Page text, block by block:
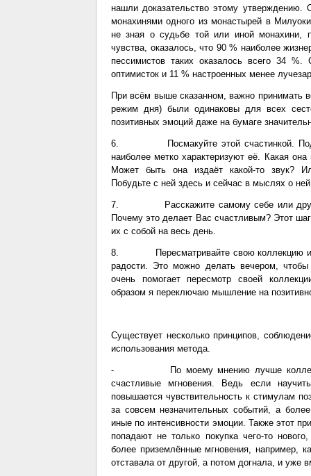
нашли доказательство этому утверждению.
монахинями одного из монастырей в
не зная о судьбе той или иной монахини,
чувства, оказалось, что 90 % наиболее
пессимистов таких оказалось всего 34
оптимисток и 11 % настроенных менее
При всём выше сказанном, важно принимать
режим дня) были одинаковы для всех
позитивных эмоций даже на бумаге
6. Посмакуйте этой счастинкой.
наиболее метко характеризуют её. Какая
Может быть она издаёт какой-то звук?
Побудьте с ней здесь и сейчас в мыслях о
7. Расскажите самому себе или другим
Почему это делает Вас счастливым? Этот
их с собой на весь день.
8. Пересматривайте свою коллекцию и
радости. Это можно делать вечером,
очень помогает пересмотр своей
образом я переключаю мышление на
Существует несколько принципов,
использования метода.
⁃ По моему мнению лучше
счастливые мгновения. Ведь если
повышается чувствительность к стимулам
за совсем незначительных событий, а
иные по интенсивности эмоции. Также этот
попадают не только покупка чего-то
более приземлённые мгновения, например,
отставала от другой, а потом догнала, и уже